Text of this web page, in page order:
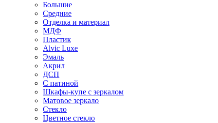
Большие
Средние
Отделка и материал
МДФ
Пластик
Alvic Luxe
Эмаль
Акрил
ДСП
С патиной
Шкафы-купе с зеркалом
Матовое зеркало
Стекло
Цветное стекло